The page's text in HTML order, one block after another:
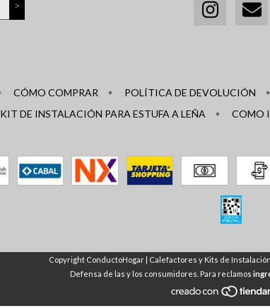
CÓMO COMPRAR POLÍTICA DE DEVOLUCIÓN
KIT DE INSTALACIÓN PARA ESTUFA A LEÑA
COMO
Copyright ConductoHogar | Calefactores y Kits de
Defensa de las y los consumidores. Para reclamos